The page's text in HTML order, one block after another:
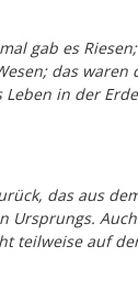
gab es
das waren
in der
das aus
Ursprungs.
teilweise auf